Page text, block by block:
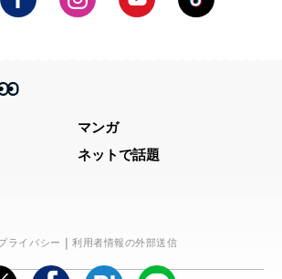
マンガ
ネットで話題
ライバシー 利用者情報の外部送信